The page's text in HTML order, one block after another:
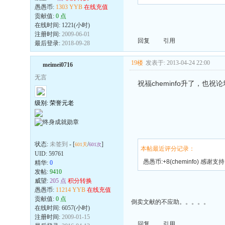
愚愚币: 1303 YYB 在线充值
贡献值: 0 点
在线时间: 1221(小时)
注册时间: 2009-06-01
最后登录: 2018-09-28 回复 引用
meimei0716
无言
级别: 荣誉元老
状态: 未签到 - [601天/601次]
UID: 59761
精华: 0
发帖: 9410
威望: 205 点 积分转换
愚愚币: 11214 YYB 在线充值
贡献值: 0 点
在线时间: 6057(小时)
注册时间: 2009-01-15
19楼 发表于: 2013-04-24 22:00
祝福cheminfo升了，也祝论
本帖最近评分记录：
愚愚币:+8(cheminfo) 感谢支持
倒卖文献的不应助。。。。。